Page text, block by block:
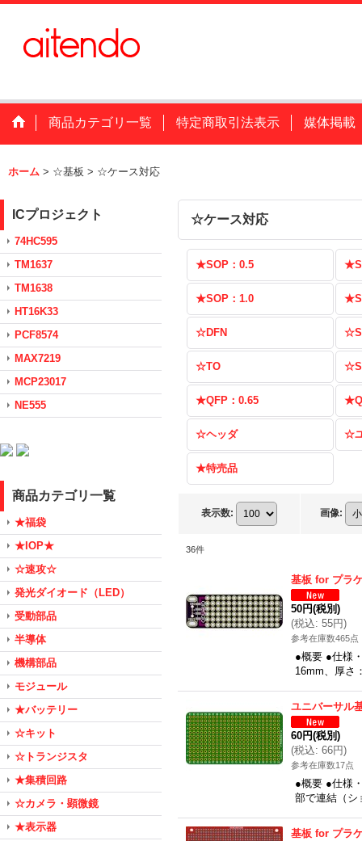
商品カテゴリ一覧 特定商取引法表示 媒体掲載
ホーム > ☆基板 > ☆ケース対応
ICプロジェクト
74HC595
TM1637
TM1638
HT16K33
PCF8574
MAX7219
MCP23017
NE555
商品カテゴリ一覧
★福袋
★IOP★
☆速攻☆
発光ダイオード（LED）
受動部品
半導体
機構部品
モジュール
★バッテリー
☆キット
☆トランジスタ
★集積回路
☆カメラ・顕微鏡
★表示器
☆ケース対応
★SOP：0.5
★SOP：1.0
☆DFN
☆TO
★QFP：0.65
☆ヘッダ ☆
★特売品
表示数: 画像:
36件
基板 for プラ
50円(税別)
(税込: 55円)
参考在庫数465点
●概要 ●仕様
16mm、厚さ
ユニバーサル
60円(税別)
(税込: 66円)
参考在庫数17点
●概要 ●仕様
部で連結（シ
基板 for プラ